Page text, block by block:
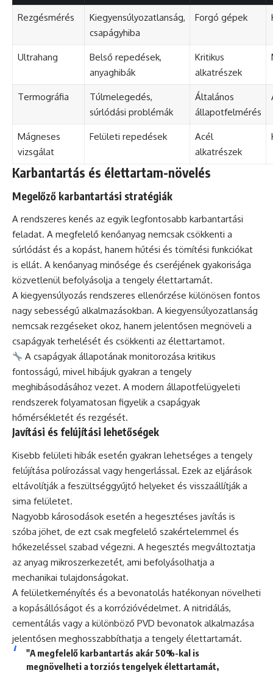
Rezgésmérés
Kiegyensúlyozatlanság,
csapágyhiba
Forgó gépek
Ultrahang
Belső repedések,
anyaghibák
Kritikus
alkatrészek
Termográfia
Túlmelegedés,
súrlódási problémák
Általános
állapotfelmérés
Mágneses
vizsgálat
Felületi repedések
Acél
alkatrészek
Karbantartás és élettartam-növelés
Megelőző karbantartási stratégiák
A rendszeres kenés az egyik legfontosabb karbantartási
feladat. A megfelelő kenőanyag nemcsak csökkenti a
súrlódást és a kopást, hanem hűtési és tömítési funkciókat
is ellát. A kenőanyag minősége és cseréjének gyakorisága
közvetlenül befolyásolja a tengely élettartamát.
A kiegyensúlyozás rendszeres ellenőrzése különösen fontos
nagy sebességű alkalmazásokban. A kiegyensúlyozatlanság
nemcsak rezgéseket okoz, hanem jelentősen megnöveli a
csapágyak terhelését és csökkenti az élettartamot.
A csapágyak állapotának monitorozása kritikus
fontosságú, mivel hibájuk gyakran a tengely
meghibásodásához vezet. A modern állapotfelügyeleti
rendszerek folyamatosan figyelik a csapágyak
hőmérsékletét és rezgését.
Javítási és felújítási lehetőségek
Kisebb felületi hibák esetén gyakran lehetséges a tengely
felújítása polírozással vagy hengerlással. Ezek az eljárások
eltávolítják a feszültséggyűjtő helyeket és visszaállítják a
sima felületet.
Nagyobb károsodások esetén a hegesztéses javítás is
szóba jöhet, de ezt csak megfelelő szakértelemmel és
hőkezeléssel szabad végezni. A hegesztés megváltoztatja
az anyag mikroszerkezetét, ami befolyásolhatja a
mechanikai tulajdonságokat.
A felületkeményítés és a bevonatolás hatékonyan növelheti
a kopásállóságot és a korrózióvédelmet. A nitridálás,
cementálás vagy a különböző PVD bevonatok alkalmazása
jelentősen meghosszabbíthatja a tengely élettartamát.
"A megfelelő karbantartás akár 50%-kal is
megnövelheti a torziós tengelyek élettartamát,